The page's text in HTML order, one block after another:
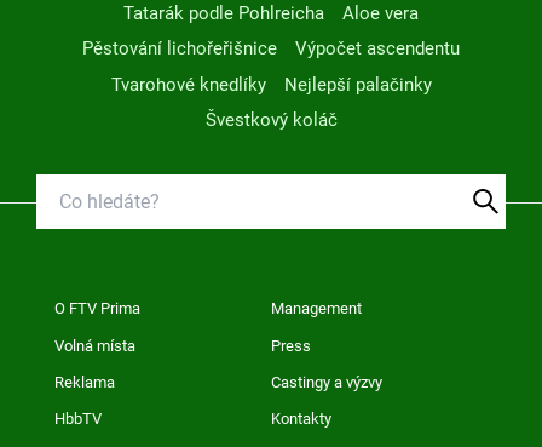
Tatarák podle Pohlreicha
Aloe vera
Pěstování lichořeřišnice
Výpočet ascendentu
Tvarohové knedlíky
Nejlepší palačinky
Švestkový koláč
O FTV Prima Management
Volná místa Press
Reklama Castingy a výzvy
HbbTV Kontakty